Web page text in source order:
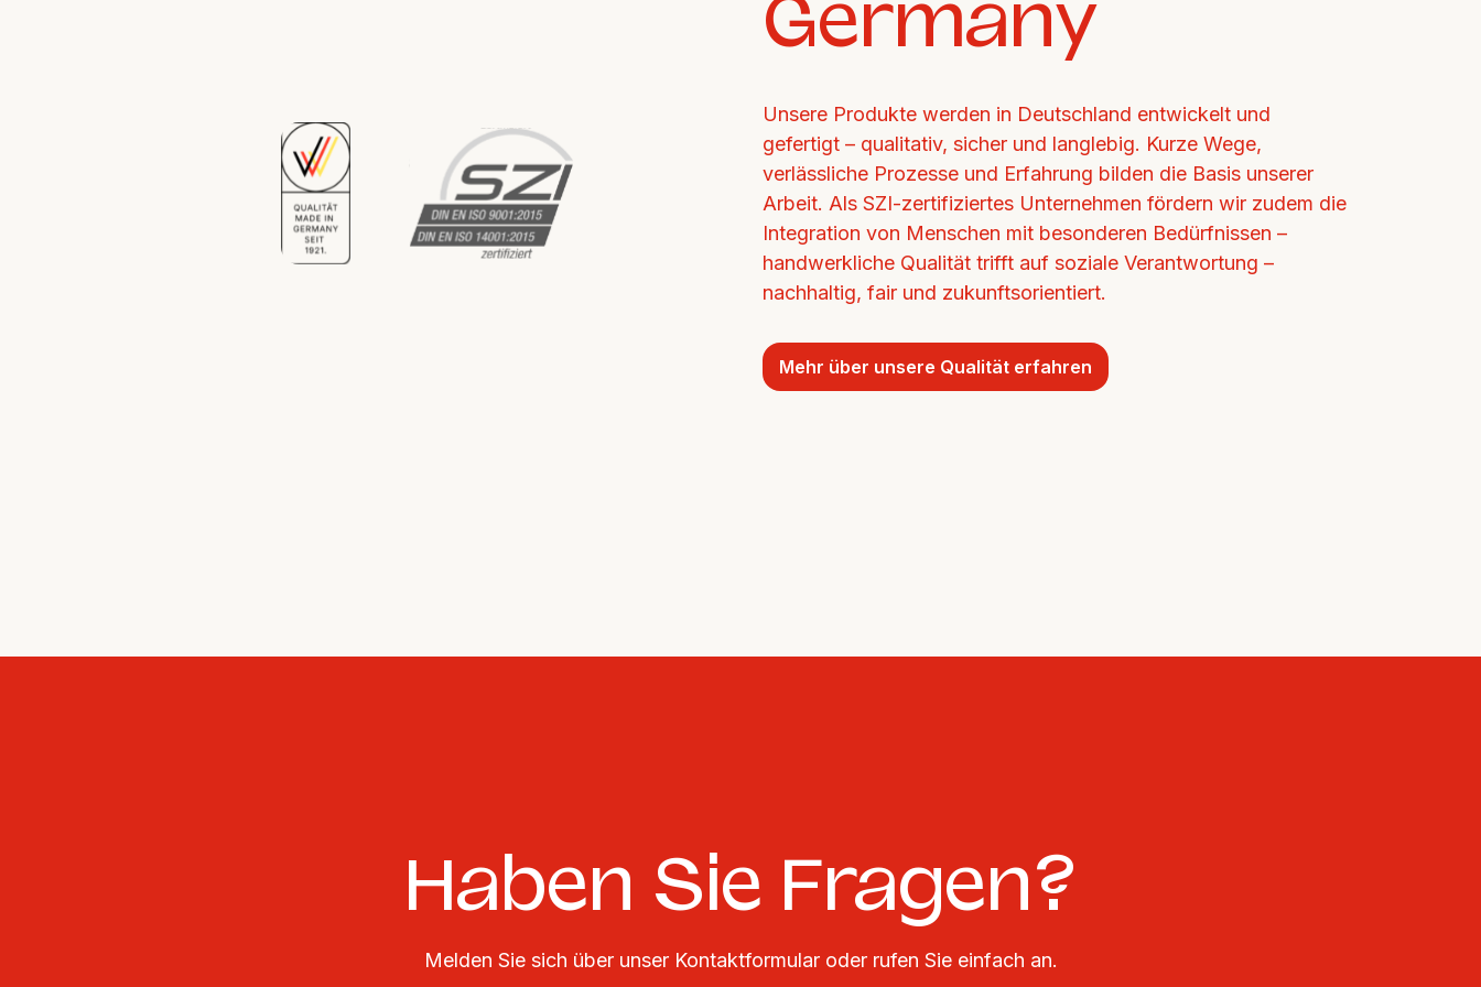
Germany
Unsere Produkte werden in Deutschland entwickelt und
gefertigt – qualitativ, sicher und langlebig. Kurze Wege,
verlässliche Prozesse und Erfahrung bilden die Basis unserer
Arbeit. Als SZI-zertifiziertes Unternehmen fördern wir zudem die
Integration von Menschen mit besonderen Bedürfnissen –
handwerkliche Qualität trifft auf soziale Verantwortung –
nachhaltig, fair und zukunftsorientiert.
Mehr über unsere Qualität erfahren
Haben Sie Fragen?
Melden Sie sich über unser Kontaktformular oder rufen Sie einfach an.